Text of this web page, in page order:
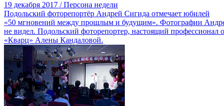
19 декабря 2017 / Персона недели
Подольский фоторепортёр Андрей Сигида отмечает юбилей
«50 мгновений между прошлым и будущим». Фотографии
не видел. Подольский фоторепортер, настоящий профессионал
«Кварц» Алены Кандаловой.